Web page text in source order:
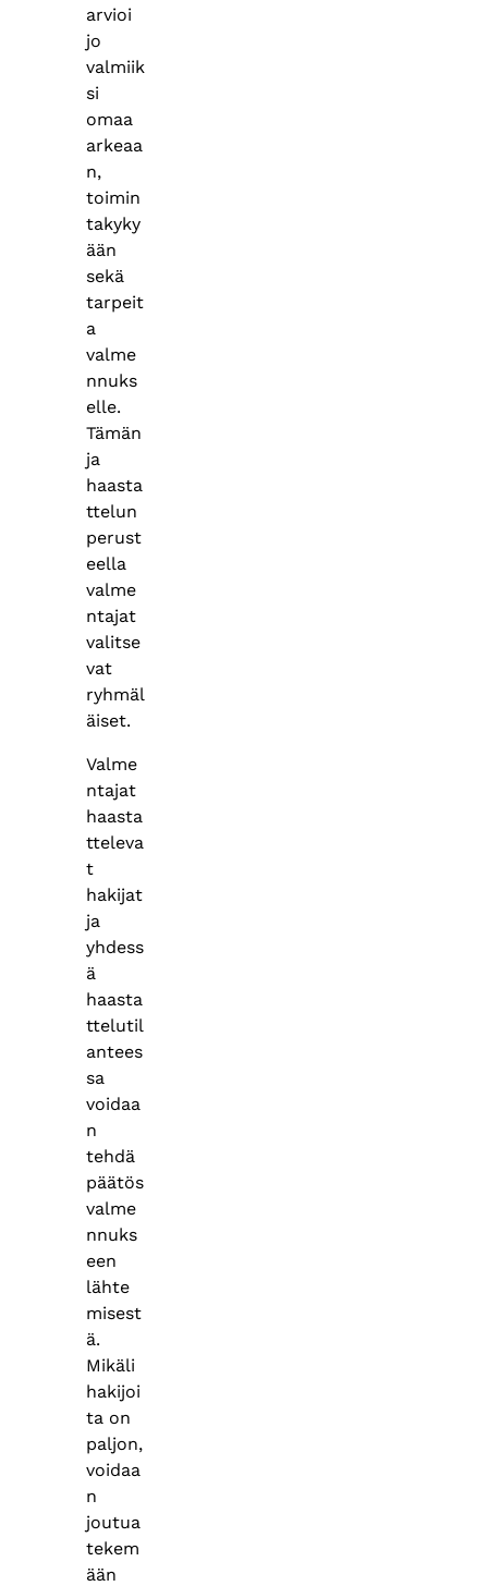
arvioi
jo
valmiik
si
omaa
arkeaa
n,
toimin
takyky
ään
sekä
tarpeit
a
valme
nnuks
elle.
Tämän
ja
haasta
ttelun
perust
eella
valme
ntajat
valitse
vat
ryhmäl
äiset.
Valme
ntajat
haasta
tteleva
t
hakijat
ja
yhdess
ä
haasta
ttelutil
antees
sa
voidaa
n
tehdä
päätös
valme
nnuks
een
lähte
misest
ä.
Mikäli
hakijoi
ta on
paljon,
voidaa
n
joutua
tekem
ään